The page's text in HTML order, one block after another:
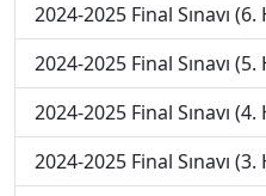
2024-2025 Final Sınavı
2024-2025 Final Sınavı
2024-2025 Final Sınavı
2024-2025 Final Sınavı